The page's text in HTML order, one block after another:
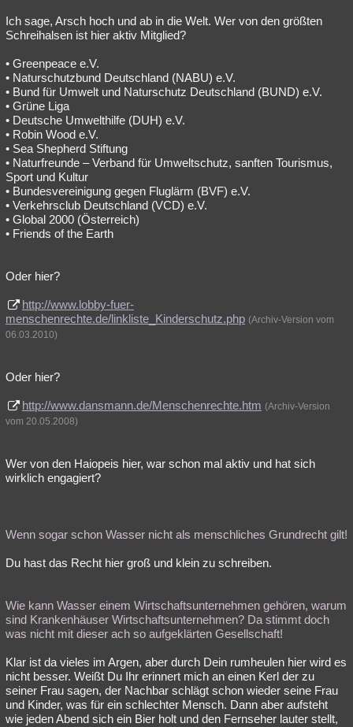
Ich sage, Arsch hoch und ab in die Welt. Wer von den größten
Schreihalsen ist hier aktiv Mitglied?
• Greenpeace e.V.
• Naturschutzbund Deutschland (NABU) e.V.
• Bund für Umwelt und Naturschutz Deutschland (BUND) e.V.
• Grüne Liga
• Deutsche Umwelthilfe (DUH) e.V.
• Robin Wood e.V.
• Sea Shepherd Stiftung
• Naturfreunde – Verband für Umweltschutz, sanften Tourismus,
Sport und Kultur
• Bundesvereinigung gegen Fluglärm (BVF) e.V.
• Verkehrsclub Deutschland (VCD) e.V.
• Global 2000 (Österreich)
• Friends of the Earth
Oder hier?
http://www.lobby-fuer-
menschenrechte.de/linkliste_Kinderschutz.php (Archiv-Version vom
06.03.2010)
Oder hier?
http://www.dansmann.de/Menschenrechte.htm (Archiv-Version
vom 20.05.2008)
Wer von den Haiopeis hier, war schon mal aktiv und hat sich
wirklich engagiert?
Wenn sogar schon Wasser nicht als menschliches Grundrecht gilt!
Du hast das Recht hier groß und klein zu schreiben.
Wie kann Wasser einem Wirtschaftsunternehmen gehören, warum
sind Krankenhäuser Wirtschaftsunternehmen? Da stimmt doch
was nicht mit dieser ach so aufgeklärten Gesellschaft!
Klar ist da vieles im Argen, aber durch Dein rumheulen hier wird es
nicht besser. Weißt Du Ihr erinnert mich an einen Kerl der zu
seiner Frau sagen, der Nachbar schlägt schon wieder seine Frau
und Kinder, was für ein schlechter Mensch. Dann aber aufsteht
wie jeden Abend sich ein Bier holt und den Fernseher lauter stellt,